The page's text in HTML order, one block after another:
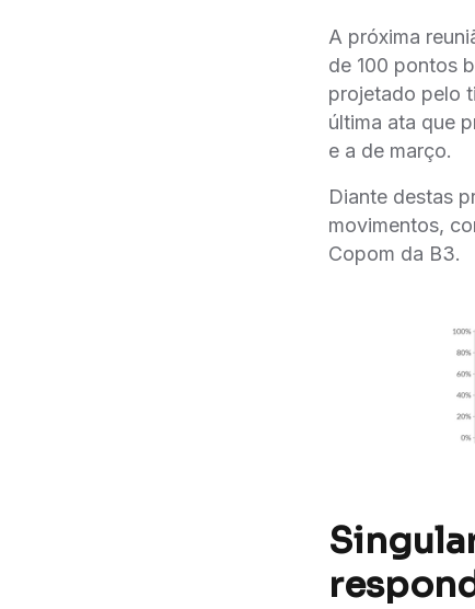
A próxima
de 100 pontos
projetado pelo
última ata que
e a de março.
Diante destas
movimentos,
Copom da B3.